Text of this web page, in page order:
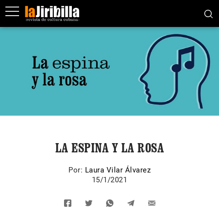
LA ESPINA Y LA ROSA
Por: Laura Vilar Álvarez
15/1/2021